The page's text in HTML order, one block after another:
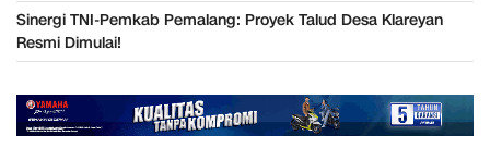
Sinergi TNI-Pemkab Pemalang: Proyek Talud Desa Klareyan
Resmi Dimulai!